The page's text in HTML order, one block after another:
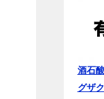
酒石
グザ